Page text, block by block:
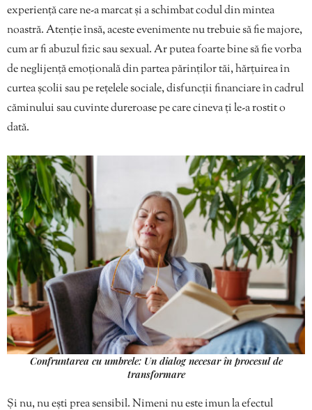
experiență care ne-a marcat și a schimbat codul din mintea
noastră. Atenție însă, aceste evenimente nu trebuie să fie majore,
cum ar fi abuzul fizic sau sexual. Ar putea foarte bine să fie vorba
de neglijență emoțională din partea părinților tăi, hărțuirea în
curtea școlii sau pe rețelele sociale, disfuncții financiare în cadrul
căminului sau cuvinte dureroase pe care cineva ți le-a rostit o
dată.
Confruntarea cu umbrele: Un dialog necesar în procesul de
transformare
Și nu, nu ești prea sensibil. Nimeni nu este imun la efectul